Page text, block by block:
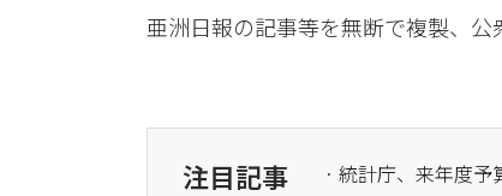
亜洲日報の記事等を無断で複製、公
注目記事 · 統計庁、来年度